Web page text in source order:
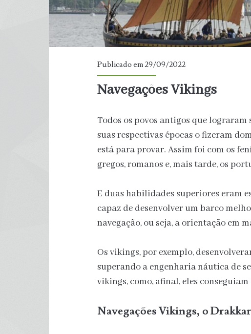
Publicado em 29/09/2022
Navegações Vikings
Todos os povos antigos que
suas respectivas épocas o fizeram
está para provar. Assim foi com os
gregos, romanos e, mais tarde, os
E duas habilidades superiores eram
capaz de desenvolver um barco
navegação, ou seja, a orientação em
Os vikings, por exemplo,
superando a engenharia náutica de
vikings, como, afinal, eles
Navegações Vikings, o Drakkar